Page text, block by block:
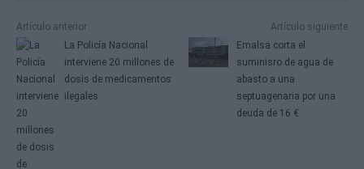
Artículo anterior
La Policía Nacional
interviene 20 millones de
dosis de medicamentos
ilegales
Artículo siguiente
Emalsa corta el
suminisro de agua de
abasto a una
septuagenaria por una
deuda de 16 €